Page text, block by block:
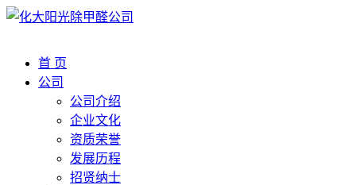
首 页
公司
公司介绍
企业文化
资质荣誉
发展历程
招贤纳士